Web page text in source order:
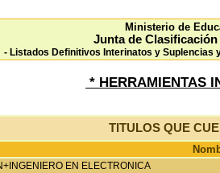
Ministerio de
Junta de
- Listados Definitivos Interinatos y Suplencias
* HERRAMIENTAS
TITULOS QUE
EN ELECTRONICA